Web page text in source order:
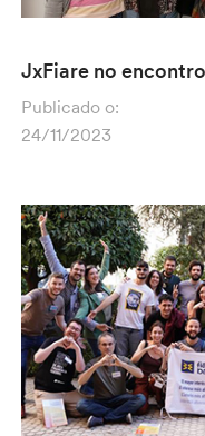
JxFiare no
Publicado o:
24/11/2023